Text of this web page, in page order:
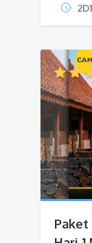
Paket